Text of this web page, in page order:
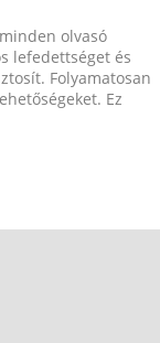
olvasó
lefedettséget és
Folyamatosan
Ez